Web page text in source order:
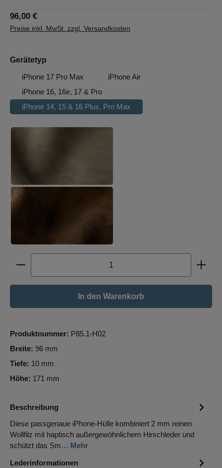
96,00 €
Preise inkl. MwSt. zzgl. Versandkosten
Gerätetyp
iPhone 17 Pro Max
iPhone Air
iPhone 16, 16e, 17 & Pro
iPhone 14, 15 & 16 Plus, Pro Max
auswählen
Hirschleder, braunschwarz
Produkt Anzahl: Gib den gewünschten Wert ein
In den Warenkorb
Produktnummer: P85.1-H02
Breite: 96 mm
Tiefe: 10 mm
Höhe: 171 mm
Beschreibung
Diese passgenaue iPhone-Hülle kombiniert 2 mm reinen
Wollfilz mit haptisch außergewöhnlichem Hirschleder und
schützt das Sm… Mehr
Lederinformationen